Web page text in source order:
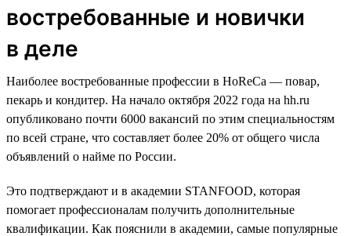
востребованные и новички
в деле
Наиболее востребованные профессии в HoReCa — повар,
пекарь и кондитер. На начало октября 2022 года на hh.ru
опубликовано почти 6000 вакансий по этим специальностям
по всей стране, что составляет более 20% от общего числа
объявлений о найме по России.
Это подтверждают и в академии STANFOOD, которая
помогает профессионалам получить дополнительные
квалификации. Как пояснили в академии, самые популярные